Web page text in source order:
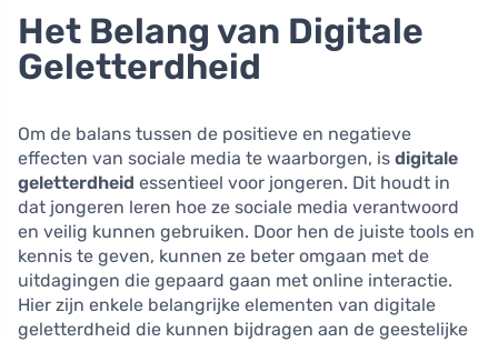
Het Belang van Digitale
Geletterdheid
Om de balans tussen de positieve en negatieve
effecten van sociale media te waarborgen, is digitale
geletterdheid essentieel voor jongeren. Dit houdt in
dat jongeren leren hoe ze sociale media verantwoord
en veilig kunnen gebruiken. Door hen de juiste tools en
kennis te geven, kunnen ze beter omgaan met de
uitdagingen die gepaard gaan met online interactie.
Hier zijn enkele belangrijke elementen van digitale
geletterdheid die kunnen bijdragen aan de geestelijke